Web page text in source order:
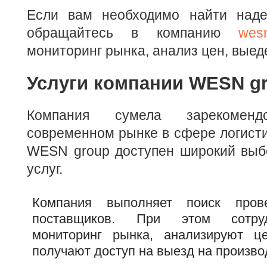
Если вам необходимо найти
обращайтесь в компанию
мониторинг рынка, анализ цен,
Услуги компании WESN
Компания сумела
современном рынке в сфере
WESN group доступен широкий
услуг.
Компания выполняет поиск
поставщиков. При этом
мониторинг рынка, анализируют
получают доступ на выезд на